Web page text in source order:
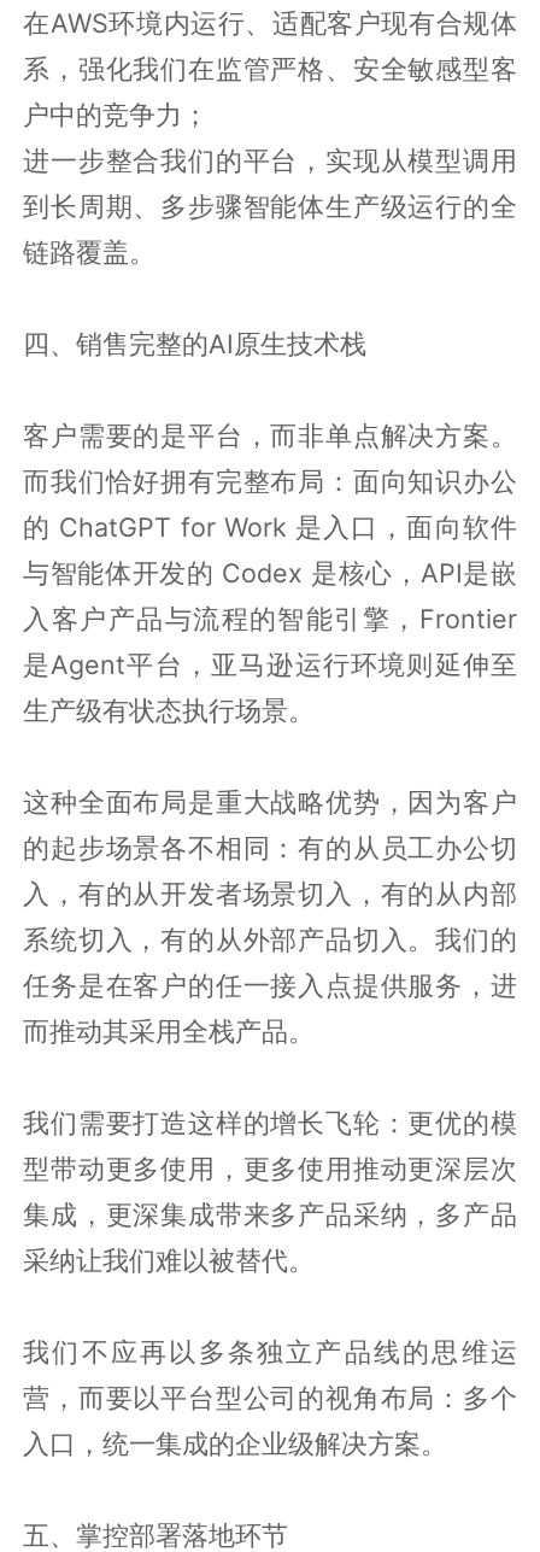
在AWS环境内运行、适配客户现有合规体
系，强化我们在监管严格、安全敏感型客
户中的竞争力；
进一步整合我们的平台，实现从模型调用
到长周期、多步骤智能体生产级运行的全
链路覆盖。
四、销售完整的AI原生技术栈
客户需要的是平台，而非单点解决方案。
而我们恰好拥有完整布局：面向知识办公
的 ChatGPT for Work 是入口，面向软件
与智能体开发的 Codex 是核心，API是嵌
入客户产品与流程的智能引擎，Frontier
是Agent平台，亚马逊运行环境则延伸至
生产级有状态执行场景。
这种全面布局是重大战略优势，因为客户
的起步场景各不相同：有的从员工办公切
入，有的从开发者场景切入，有的从内部
系统切入，有的从外部产品切入。我们的
任务是在客户的任一接入点提供服务，进
而推动其采用全栈产品。
我们需要打造这样的增长飞轮：更优的模
型带动更多使用，更多使用推动更深层次
集成，更深集成带来多产品采纳，多产品
采纳让我们难以被替代。
我们不应再以多条独立产品线的思维运
营，而要以平台型公司的视角布局：多个
入口，统一集成的企业级解决方案。
五、掌控部署落地环节